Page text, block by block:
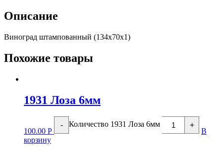
Описание
Виноград штампованный (134х70х1)
Похожие товары
1931 Лоза 6мм
100.00 Р
- Количество 1931 Лоза 6мм +
В
корзину